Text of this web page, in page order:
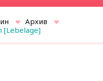
Архив
[Lebelage]